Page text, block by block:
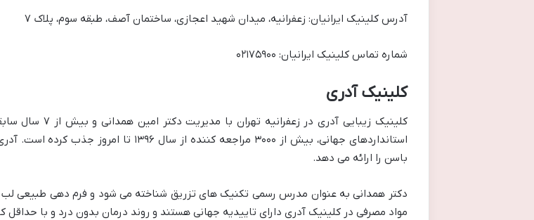
آدرس کلینیک ایرانیان: زعفرانیه، میدان شهید اعجازی، ساختمان آصف، طبقه سوم، پلاک ۷
شماره تماس کلینیک ایرانیان: ۰۲۱۷۵۹۰۰
کلینیک آدری
کلینیک زیبایی
استانداردهای جهانی، بیش از ۳۰۰۰ مراجعه
باسن را ارائه می دهد.
دکتر همدانی به عنوان مدرس رسمی تکنیک های تزریق شناخته می شود و فرم دهی طبیعی
مواد مصرفی در کلینیک آدری دارای تاییدیه جهانی هستند و روند درمان بدون درد و با حداقل